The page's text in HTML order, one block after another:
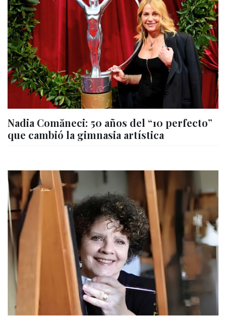
Nadia Comăneci: 50 años del “10 perfecto”
que cambió la gimnasia artística